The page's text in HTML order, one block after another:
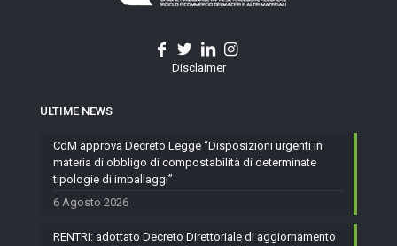
Disclaimer
ULTIME NEWS
CdM approva Decreto Legge “Disposizioni urgenti in
materia di obbligo di compostabilità di determinate
tipologie di imballaggi”
6 Agosto 2026
RENTRI: adottato Decreto Direttoriale di aggiornamento